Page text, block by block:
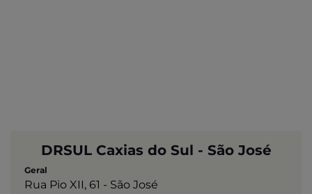
DRSUL Caxias do Sul - São José
Geral
Rua Pio XII, 61 - São José